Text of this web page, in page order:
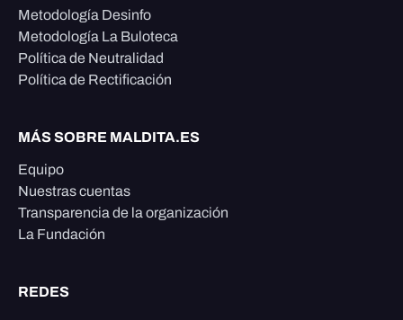
Metodología Desinfo
Metodología La Buloteca
Política de Neutralidad
Política de Rectificación
MÁS SOBRE MALDITA.ES
Equipo
Nuestras cuentas
Transparencia de la organización
La Fundación
REDES